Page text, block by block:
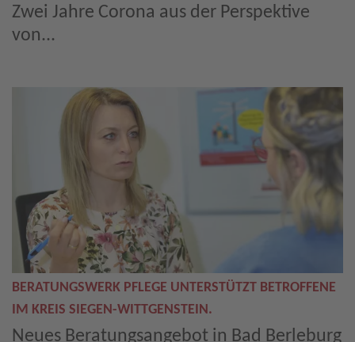
Zwei Jahre Corona aus der Perspektive
von...
BERATUNGSWERK PFLEGE UNTERSTÜTZT BETROFFENE
IM KREIS SIEGEN-WITTGENSTEIN.
Neues Beratungsangebot in Bad Berleburg